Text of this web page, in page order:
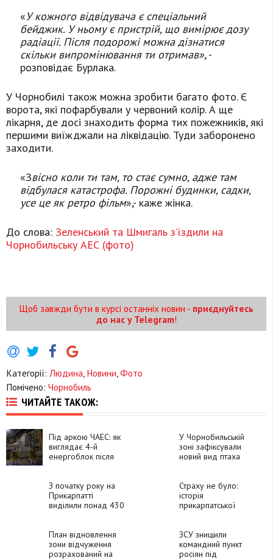
«У кожного відвідувача є спеціальний
бейджик. У ньому є пристрій, що вимірює дозу
радіації. Після подорожі можна дізнатися
скільки випромінювання ти отримав», -
розповідає Бурлака.
У Чорнобилі також можна зробити багато фото. Є
ворота, які пофарбували у червоний колір. А ще
лікарня, де досі знаходить форма тих пожежників, які
першими виїжджали на ліквідацію. Туди заборонено
заходити.
«Звісно коли ти там, то стає сумно, адже там
відбулася катастрофа. Порожні будинки, садки,
усе це як ретро фільм»,- каже жінка.
До слова: Зеленський та Шмигаль з’їздили на
Чорнобильську АЕС (фото)
Щоб завжди бути в курсі останніх новин - приєднуйтесь
до нас у Telegram!
Категорії: Людина Новини Фото
Помічено: Чорнобиль
ЧИТАЙТЕ ТАКОЖ:
Під аркою ЧАЕС: як
виглядає 4-й
енергоблок після
У Чорнобильській
зоні зафіксували
новий вид птаха
З початку року на
Прикарпатті
виділили понад 430
чорнобильцям
Страху не було:
історія
прикарпатської
постраждалим у
Чорнобилі
План відновлення
зони відчуження
розрахований на
ЗСУ знищили
командний пункт
росіян під